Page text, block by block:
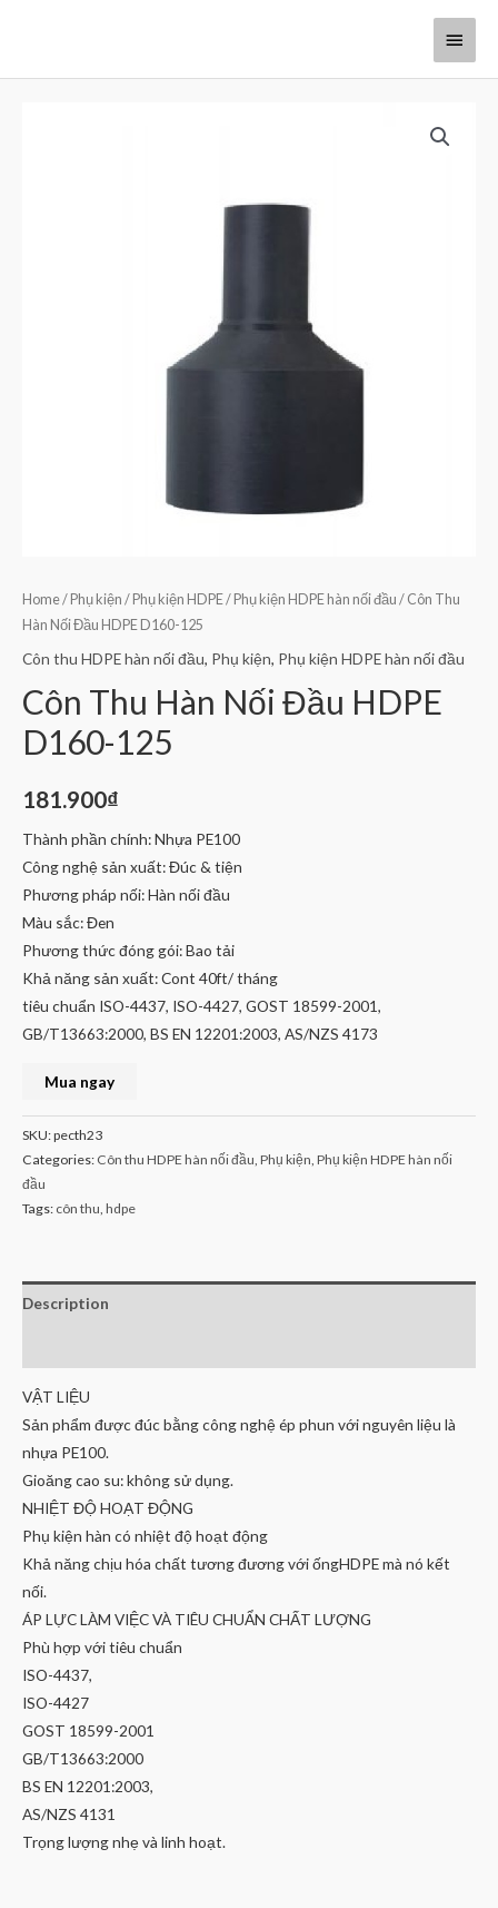
Home/ Phụ kiện / Phụ kiện HDPE/ Phụ kiện HDPE hàn nối đầu / Côn Thu
Hàn Nối Đầu HDPE D160-125
Côn thu HDPE hàn nối đầu, Phụ kiện, Phụ kiện HDPE hàn nối đầu
Côn Thu Hàn Nối Đầu HDPE
D160-125
181.900₫
Thành phần chính: Nhựa PE100
Công nghệ sản xuất: Đúc & tiện
Phương pháp nối: Hàn nối đầu
Màu sắc: Đen
Phương thức đóng gói: Bao tải
Khả năng sản xuất: Cont 40ft/ tháng
tiêu chuẩn ISO-4437, ISO-4427, GOST 18599-2001,
GB/T13663:2000, BS EN 12201:2003, AS/NZS 4173
Mua ngay
SKU:pecth23
Categories: Côn thu HDPE hàn nối đầu Phụ kiện Phụ kiện HDPE hàn nối
đầu
Tags: côn thu hdpe
Description
VẬT LIỆU
Sản phẩm được đúc bằng công nghệ ép phun với nguyên liệu là
nhựa PE100.
Gioăng cao su: không sử dụng.
NHIỆT ĐỘ HOẠT ĐỘNG
Phụ kiện hàn có nhiệt độ hoạt động
Khả năng chịu hóa chất tương đương với ốngHDPE mà nó kết
nối.
ÁP LỰC LÀM VIỆC VÀ TIÊU CHUẨN CHẤT LƯỢNG
Phù hợp với tiêu chuẩn
ISO-4437,
ISO-4427
GOST 18599-2001
GB/T13663:2000
BS EN 12201:2003,
AS/NZS 4131
Trọng lượng nhẹ và linh hoạt.